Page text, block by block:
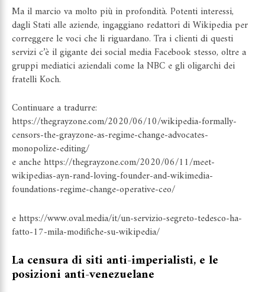
Ma il marcio va molto più in profondità. Potenti interessi,
dagli Stati alle aziende, ingaggiano redattori di Wikipediaper
correggere le voci che li riguardano. Tra i clienti di questi
servizi c’è il gigante dei social media Facebook stesso, oltre a
gruppi mediatici aziendali come la NBC egli oligarchi dei
fratelli Koch.
Continuare a tradurre:
https://thegrayzone.com/2020/06/10/wikipedia-formally-
censors-the-grayzone-as-regime-change-advocates-
monopolize-editing/
e anchehttps://thegrayzone.com/2020/06/11/meet-
wikipedias-ayn-rand-loving-founder-and-wikimedia-
foundations-regime-change-operative-ceo/
ehttps://www.oval.media/it/un-servizio-segreto-tedesco-ha-
fatto-17-mila-modifiche-su-wikipedia/
La censura di siti anti-imperialisti, e le
posizioni anti-venezuelane